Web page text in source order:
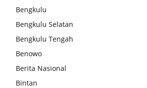
Bengkulu
Bengkulu Selatan
Bengkulu Tengah
Benowo
Berita Nasional
Bintan